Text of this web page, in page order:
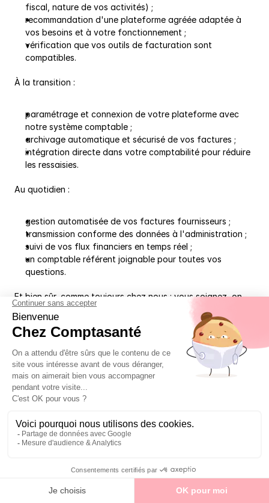
fiscal, nature de vos activités) ;
recommandation d'une plateforme agréée adaptée à
vos besoins et à votre fonctionnement ;
vérification que vos outils de facturation sont
compatibles.
À la transition :
paramétrage et connexion de votre plateforme avec
notre système comptable ;
archivage automatique et sécurisé de vos factures ;
intégration directe dans votre comptabilité pour réduire
les ressaisies.
Au quotidien :
gestion automatisée de vos factures fournisseurs ;
transmission conforme des données à l'administration ;
suivi de vos flux financiers en temps réel ;
un comptable référent joignable pour toutes vos
questions.
Et bien sûr, comme toujours chez nous : vous soignez, on
s'occupe du reste.
En résumé : ce que vous devez
retenir
Vous êtes... Obligation en 2026
professionnel
de santé libéral
obligatoire de